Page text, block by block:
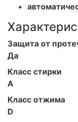
Защита от
Да
Класс стирки
A
Класс отжима
D